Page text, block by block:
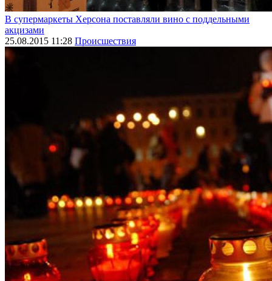
В супермаркеты Херсона поставляли вино с поддельными
акцизами
25.08.2015 11:28 Происшествия